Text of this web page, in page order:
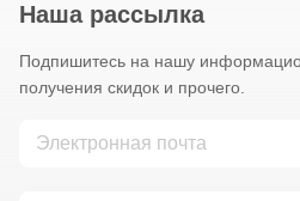
Наша рассылка
Подпишитесь на нашу
получения скидок и прочего.